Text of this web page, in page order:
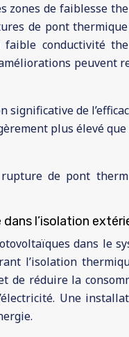
zones de faiblesse
de pont
conductivité
peuvent
significative de
plus élevé
de pont
l’isolation
dans le
l’isolation
de réduire la
Une